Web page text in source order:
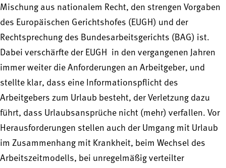
Mischung aus nationalem Recht, den strengen Vorgaben
des Europäischen Gerichtshofes (EUGH) und der
Rechtsprechung des Bundesarbeitsgerichts (BAG) ist.
Dabei verschärfte der EUGH in den vergangenen Jahren
immer weiter die Anforderungen an Arbeitgeber, und
stellte klar, dass eine Informationspflicht des
Arbeitgebers zum Urlaub besteht, der Verletzung dazu
führt, dass Urlaubsansprüche nicht (mehr) verfallen. Vor
Herausforderungen stellen auch der Umgang mit Urlaub
im Zusammenhang mit Krankheit, beim Wechsel des
Arbeitszeitmodells, bei unregelmäßig verteilter